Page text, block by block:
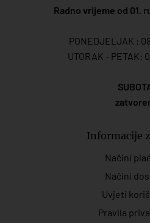
Radno vrijeme od 01.
PONEDJELJAK :
UTORAK - PETAK:
Informacije
Načini
Načini
Uvjeti
Pravila